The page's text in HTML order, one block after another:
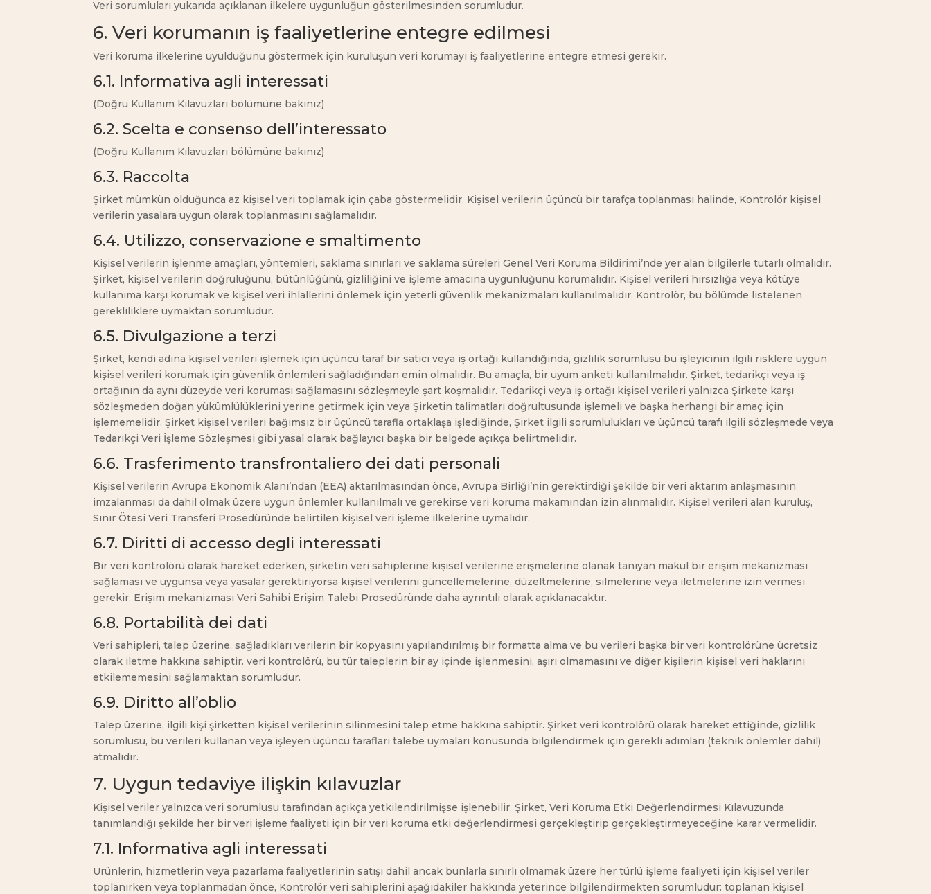
Veri sorumluları yukarıda açıklanan ilkelere uygunluğun gösterilmesinden sorumludur.
6. Veri korumanın iş faaliyetlerine entegre edilmesi
Veri koruma ilkelerine uyulduğunu göstermek için kuruluşun veri korumayı iş faaliyetlerine entegre etmesi gerekir.
6.1. Informativa agli interessati
(Doğru Kullanım Kılavuzları bölümüne bakınız)
6.2. Scelta e consenso dell’interessato
(Doğru Kullanım Kılavuzları bölümüne bakınız)
6.3. Raccolta
Şirket mümkün olduğunca az kişisel veri toplamak için çaba göstermelidir. Kişisel verilerin üçüncü bir tarafça toplanması halinde, Kontrolör kişisel
verilerin yasalara uygun olarak toplanmasını sağlamalıdır.
6.4. Utilizzo, conservazione e smaltimento
Kişisel verilerin işlenme amaçları, yöntemleri, saklama sınırları ve saklama süreleri Genel Veri Koruma Bildirimi’nde yer alan bilgilerle tutarlı olmalıdır.
Şirket, kişisel verilerin doğruluğunu, bütünlüğünü, gizliliğini ve işleme amacına uygunluğunu korumalıdır. Kişisel verileri hırsızlığa veya kötüye
kullanıma karşı korumak ve kişisel veri ihlallerini önlemek için yeterli güvenlik mekanizmaları kullanılmalıdır. Kontrolör, bu bölümde listelenen
gerekliliklere uymaktan sorumludur.
6.5. Divulgazione a terzi
Şirket, kendi adına kişisel verileri işlemek için üçüncü taraf bir satıcı veya iş ortağı kullandığında, gizlilik sorumlusu bu işleyicinin ilgili risklere uygun
kişisel verileri korumak için güvenlik önlemleri sağladığından emin olmalıdır. Bu amaçla, bir uyum anketi kullanılmalıdır. Şirket, tedarikçi veya iş
ortağının da aynı düzeyde veri koruması sağlamasını sözleşmeyle şart koşmalıdır. Tedarikçi veya iş ortağı kişisel verileri yalnızca Şirkete karşı
sözleşmeden doğan yükümlülüklerini yerine getirmek için veya Şirketin talimatları doğrultusunda işlemeli ve başka herhangi bir amaç için
işlememelidir. Şirket kişisel verileri bağımsız bir üçüncü tarafla ortaklaşa işlediğinde, Şirket ilgili sorumlulukları ve üçüncü tarafı ilgili sözleşmede veya
Tedarikçi Veri İşleme Sözleşmesi gibi yasal olarak bağlayıcı başka bir belgede açıkça belirtmelidir.
6.6. Trasferimento transfrontaliero dei dati personali
Kişisel verilerin Avrupa Ekonomik Alanı’ndan (EEA) aktarılmasından önce, Avrupa Birliği’nin gerektirdiği şekilde bir veri aktarım anlaşmasının
imzalanması da dahil olmak üzere uygun önlemler kullanılmalı ve gerekirse veri koruma makamından izin alınmalıdır. Kişisel verileri alan kuruluş,
Sınır Ötesi Veri Transferi Prosedüründe belirtilen kişisel veri işleme ilkelerine uymalıdır.
6.7. Diritti di accesso degli interessati
Bir veri kontrolörü olarak hareket ederken, şirketin veri sahiplerine kişisel verilerine erişmelerine olanak tanıyan makul bir erişim mekanizması
sağlaması ve uygunsa veya yasalar gerektiriyorsa kişisel verilerini güncellemelerine, düzeltmelerine, silmelerine veya iletmelerine izin vermesi
gerekir. Erişim mekanizması Veri Sahibi Erişim Talebi Prosedüründe daha ayrıntılı olarak açıklanacaktır.
6.8. Portabilità dei dati
Veri sahipleri, talep üzerine, sağladıkları verilerin bir kopyasını yapılandırılmış bir formatta alma ve bu verileri başka bir veri kontrolörüne ücretsiz
olarak iletme hakkına sahiptir. veri kontrolörü, bu tür taleplerin bir ay içinde işlenmesini, aşırı olmamasını ve diğer kişilerin kişisel veri haklarını
etkilememesini sağlamaktan sorumludur.
6.9. Diritto all’oblio
Talep üzerine, ilgili kişi şirketten kişisel verilerinin silinmesini talep etme hakkına sahiptir. Şirket veri kontrolörü olarak hareket ettiğinde, gizlilik
sorumlusu, bu verileri kullanan veya işleyen üçüncü tarafları talebe uymaları konusunda bilgilendirmek için gerekli adımları (teknik önlemler dahil)
atmalıdır.
7. Uygun tedaviye ilişkin kılavuzlar
Kişisel veriler yalnızca veri sorumlusu tarafından açıkça yetkilendirilmişse işlenebilir. Şirket, Veri Koruma Etki Değerlendirmesi Kılavuzunda
tanımlandığı şekilde her bir veri işleme faaliyeti için bir veri koruma etki değerlendirmesi gerçekleştirip gerçekleştirmeyeceğine karar vermelidir.
7.1. Informativa agli interessati
Ürünlerin, hizmetlerin veya pazarlama faaliyetlerinin satışı dahil ancak bunlarla sınırlı olmamak üzere her türlü işleme faaliyeti için kişisel veriler
toplanırken veya toplanmadan önce, Kontrolör veri sahiplerini aşağıdakiler hakkında yeterince bilgilendirmekten sorumludur: toplanan kişisel